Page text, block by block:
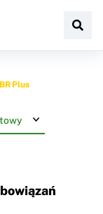
Plus